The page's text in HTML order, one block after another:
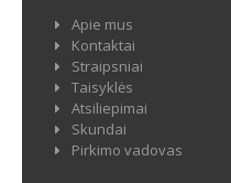
Apie mus
Kontaktai
Straipsniai
Taisyklės
Atsiliepimai
Skundai
Pirkimo vadovas